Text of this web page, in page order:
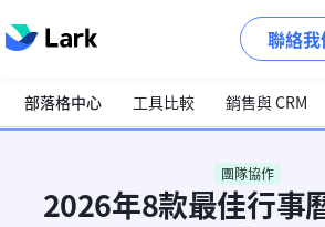
聯絡我
部落格中心 工具比較 銷售與 CRM
團隊協作
2026年8款最佳行事